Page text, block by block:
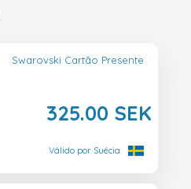
Swarovski Cartão Presente
325.00 SEK
Válido por Suécia